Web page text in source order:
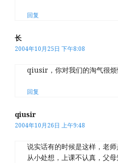
回复
长
2004年10月25日 下午8:08
qiusir，你对我们的淘气很烦
回复
qiusir
2004年10月26日 上午9:48
说实话有的时候是这样，老师
从小处想，上课不认真，父